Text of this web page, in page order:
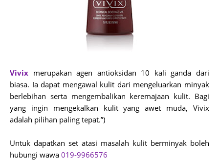
Vivix merupakan agen antioksidan 10 kali ganda dari
biasa. Ia dapat mengawal kulit dari mengeluarkan minyak
berlebihan serta mengembalikan keremajaan kulit. Bagi
yang ingin mengekalkan kulit yang awet muda, Vivix
adalah pilihan paling tepat.”)
Untuk dapatkan set atasi masalah kulit berminyak boleh
hubungi wawa 019-9966576